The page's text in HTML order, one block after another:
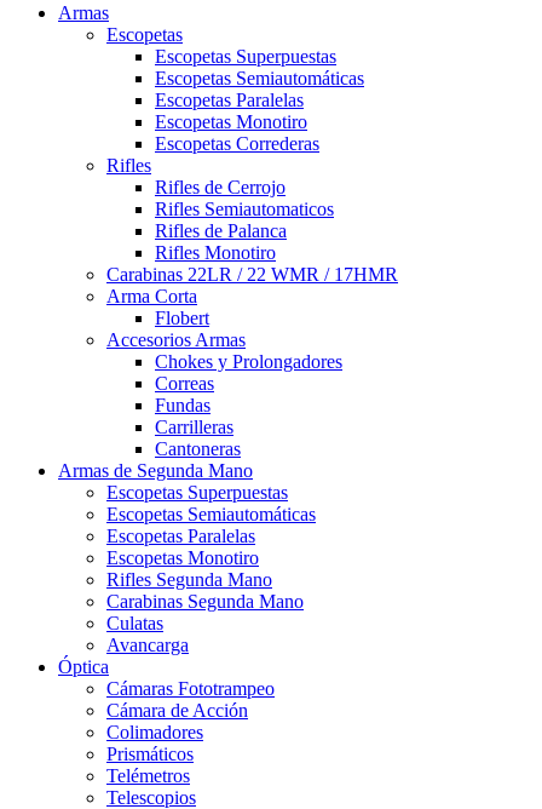
Armas
Escopetas
Escopetas Superpuestas
Escopetas Semiautomáticas
Escopetas Paralelas
Escopetas Monotiro
Escopetas Correderas
Rifles
Rifles de Cerrojo
Rifles Semiautomaticos
Rifles de Palanca
Rifles Monotiro
Carabinas 22LR / 22 WMR / 17HMR
Arma Corta
Flobert
Accesorios Armas
Chokes y Prolongadores
Correas
Fundas
Carrilleras
Cantoneras
Armas de Segunda Mano
Escopetas Superpuestas
Escopetas Semiautomáticas
Escopetas Paralelas
Escopetas Monotiro
Rifles Segunda Mano
Carabinas Segunda Mano
Culatas
Avancarga
Óptica
Cámaras Fototrampeo
Cámara de Acción
Colimadores
Prismáticos
Telémetros
Telescopios